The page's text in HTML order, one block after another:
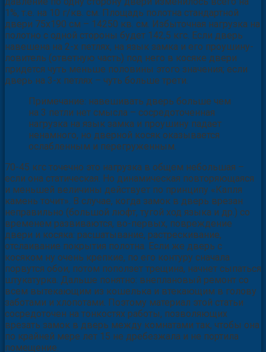
1%, т.е. на 10 г/кв. см. Площадь полотна стандартной
двери 75х190 см – 14250 кв. см. Избыточная нагрузка на
полотно с одной стороны будет 142,5 кгс. Если дверь
навешена на 2-х петлях, на язык замка и его проушину-
ловитель (ответную часть) под него в косяке двери
придется чуть меньше половины этого значения; если
дверь на 3-х петлях – чуть больше трети.
Примечание: навешивать дверь больше чем
на 3 петли нет смысла – сосредоточенная
нагрузка на язык замка и проушину падает
ненамного, но дверной косяк оказывается
ослабленным и перегруженным.
70-45 кгс точечно это нагрузка в общем небольшая –
если она статическая. Но динамическая повторяющаяся
и меньшей величины действует по принципу «Капля
камень точит». В случае, когда замок в дверь врезан
неправильно (большой люфт, тугой ход языка и др.) со
временем развиваются, во-первых, повреждение
двери и косяка: расшатывание, растрескивание,
отслаивание покрытия полотна. Если же дверь с
косяком ну очень крепкие, по его контуру сначала
порвутся обои, потом поползет трещина, начнет сыпаться
штукатурка. Дальше понятно: внеплановый ремонт со
всем вытекающим из кошелька и втекающим в голову
заботами и хлопотами. Поэтому материал этой статьи
сосредоточен на тонкостях работы, позволяющих
врезать замок в дверь между комнатами так, чтобы она
по крайней мере лет 15 не дребезжала и не портила
помещение.